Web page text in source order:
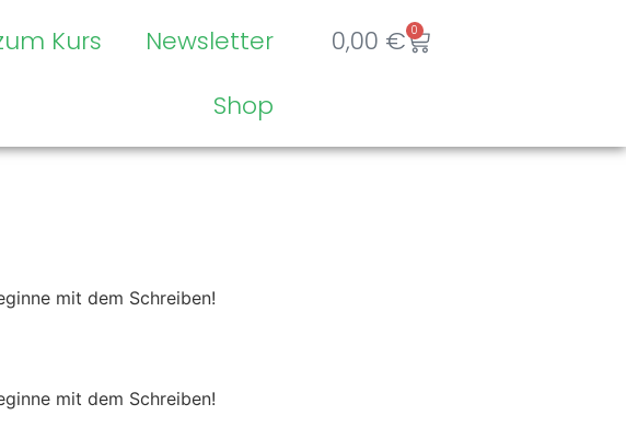
Kurs
Newsletter
Shop
0,00 € 0
mit dem Schreiben!
mit dem Schreiben!